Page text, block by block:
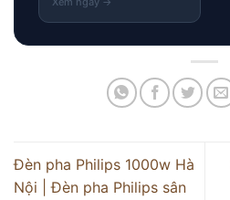
Đèn pha Philips 1000w Hà
Nội | Đèn pha Philips sân